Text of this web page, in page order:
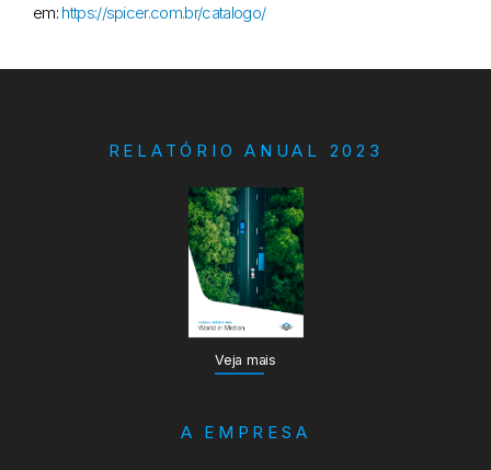
em: https://spicer.com.br/catalogo/
RELATÓRIO ANUAL 2023
Veja mais
A EMPRESA